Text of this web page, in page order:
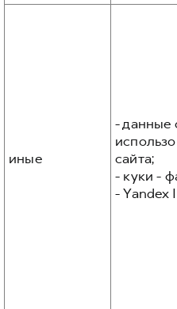
иные
- данные
сайта;
- куки -
- Yandex